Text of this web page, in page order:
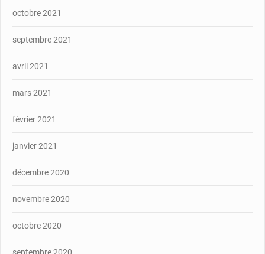
octobre 2021
septembre 2021
avril 2021
mars 2021
février 2021
janvier 2021
décembre 2020
novembre 2020
octobre 2020
septembre 2020